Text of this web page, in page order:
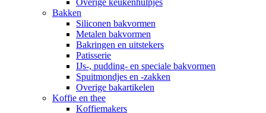
Overige keukenhulpjes
Bakken
Siliconen bakvormen
Metalen bakvormen
Bakringen en uitstekers
Patisserie
IJs-, pudding- en speciale bakvormen
Spuitmondjes en -zakken
Overige bakartikelen
Koffie en thee
Koffiemakers